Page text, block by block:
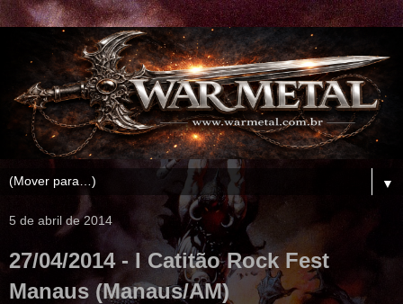
▼
5 de abril de 2014
27/04/2014 - I Catitão Rock Fest
Manaus (Manaus/AM)